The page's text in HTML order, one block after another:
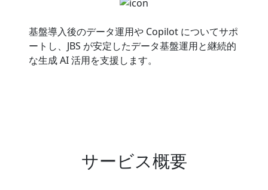
基盤導入後のデータ運用や Copilot についてサポ
ートし、JBS が安定したデータ基盤運用と継続的
な生成 AI 活用を支援します。
サービス概要